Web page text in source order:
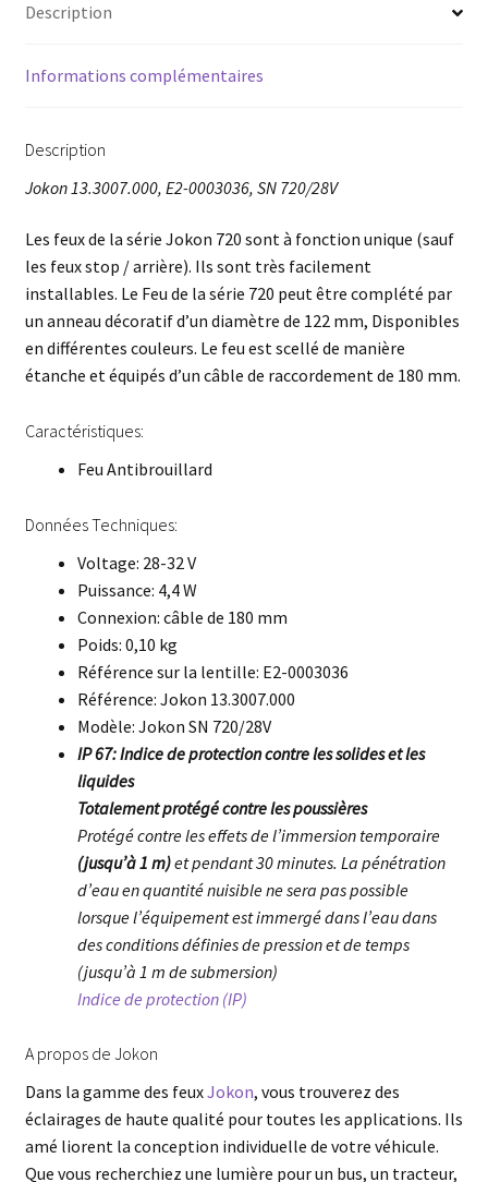
Description
Informations complémentaires
Description
Jokon 13.3007.000, E2-0003036, SN 720/28V
Les feux de la série Jokon 720 sont à fonction unique (sauf
les feux stop / arrière). Ils sont très facilement
installables. Le Feu de la série 720 peut être complété par
un anneau décoratif d’un diamètre de 122 mm, Disponibles
en différentes couleurs. Le feu est scellé de manière
étanche et équipés d’un câble de raccordement de 180 mm.
Caractéristiques:
Feu Antibrouillard
Données Techniques:
Voltage: 28-32 V
Puissance: 4,4 W
Connexion: câble de 180 mm
Poids: 0,10 kg
Référence sur la lentille: E2-0003036
Référence: Jokon 13.3007.000
Modèle: Jokon SN 720/28V
IP 67: Indice de protection contre les solides et les
liquides
Totalement protégé contre les poussières
Protégé contre les effets de l’immersion temporaire
(jusqu’à 1 m)et pendant 30 minutes. La pénétration
d’eau en quantité nuisible ne sera pas possible
lorsque l’équipement est immergé dans l’eau dans
des conditions définies de pression et de temps
(jusqu’à 1 m de submersion)
Indice de protection (IP)
A propos de Jokon
Dans la gamme des feuxJokon, vous trouverez des
éclairages de haute qualité pour toutes les applications. Ils
amé liorent la conception individuelle de votre véhicule.
Que vous recherchiez une lumière pour un bus, un tracteur,